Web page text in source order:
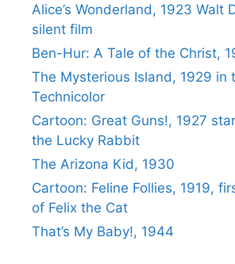
Alice’s Wonderland, 1923 Walt
silent film
Ben-Hur: A Tale of the Christ,
The Mysterious Island, 1929 in
Technicolor
Cartoon: Great Guns!, 1927
the Lucky Rabbit
The Arizona Kid, 1930
Cartoon: Feline Follies, 1919,
of Felix the Cat
That’s My Baby!, 1944